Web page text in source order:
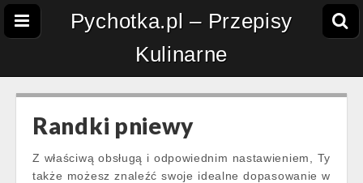
Pychotka.pl – Przepisy
Kulinarne
Randki pniewy
Z właściwą obsługą i odpowiednim nastawieniem, Ty
także możesz znaleźć swoje idealne dopasowanie w